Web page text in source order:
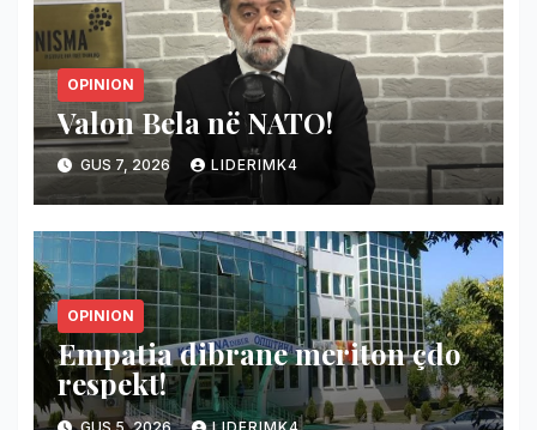
OPINION
Valon Bela në NATO!
GUS 7, 2026 LIDERIMK4
OPINION
Empatia dibrane meriton çdo
respekt!